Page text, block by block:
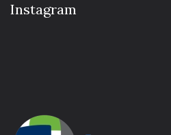
Instagram